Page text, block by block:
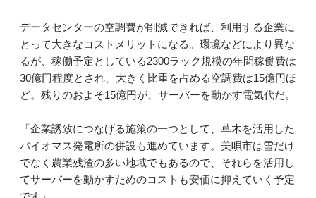
データセンターの空調費が削減できれば、利用する企業に
とって大きなコストメリットになる。環境などにより異な
るが、稼働予定としている2300ラック規模の年間稼働費は
30億円程度とされ、大きく比重を占める空調費は15億円ほ
ど。残りのおよそ15億円が、サーバーを動かす電気代だ。
「企業誘致につなげる施策の一つとして、草木を活用した
バイオマス発電所の併設も進めています。美唄市は雪だけ
でなく農業残渣の多い地域でもあるので、それらを活用し
てサーバーを動かすためのコストも安価に抑えていく予定